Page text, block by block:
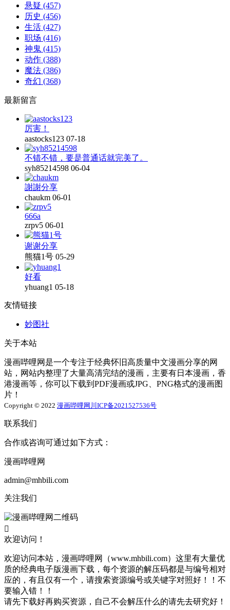
悬疑 (457)
历史 (456)
生活 (427)
职场 (416)
神鬼 (415)
动作 (388)
魔法 (386)
奇幻 (368)
最新留言
厉害！
aastocks123 07-18
不错不错，要是普通话就完美了。
syh85214598 06-04
謝謝分享
chaukm 06-01
666a
zrpv5 06-01
谢谢分享
熊猫1号 05-29
好看
yhuang1 05-18
友情链接
妙图社
关于本站
漫画哔哩网是一个专注于经典怀旧高质量中文漫画分享的网
站，网站内整理了大量高清完结的漫画，主要有日本漫画，香
港漫画等，你可以下载到PDF漫画或JPG、PNG格式的漫画图
片！
Copyright © 2022 漫画哔哩网 川ICP备2021527536号
联系我们
合作或咨询可通过如下方式：
漫画哔哩网
admin@mhbili.com
关注我们

欢迎访问！
欢迎访问本站，漫画哔哩网（www.mhbili.com）这里有大量优
质的经典电子版漫画下载，每个资源的解压码都是与编号相对
应的，有且仅有一个，请搜索资源编号或关键字对照好！！不
要输入错！！
请先下载好再购买资源，自己不会解压什么的请先去研究好！